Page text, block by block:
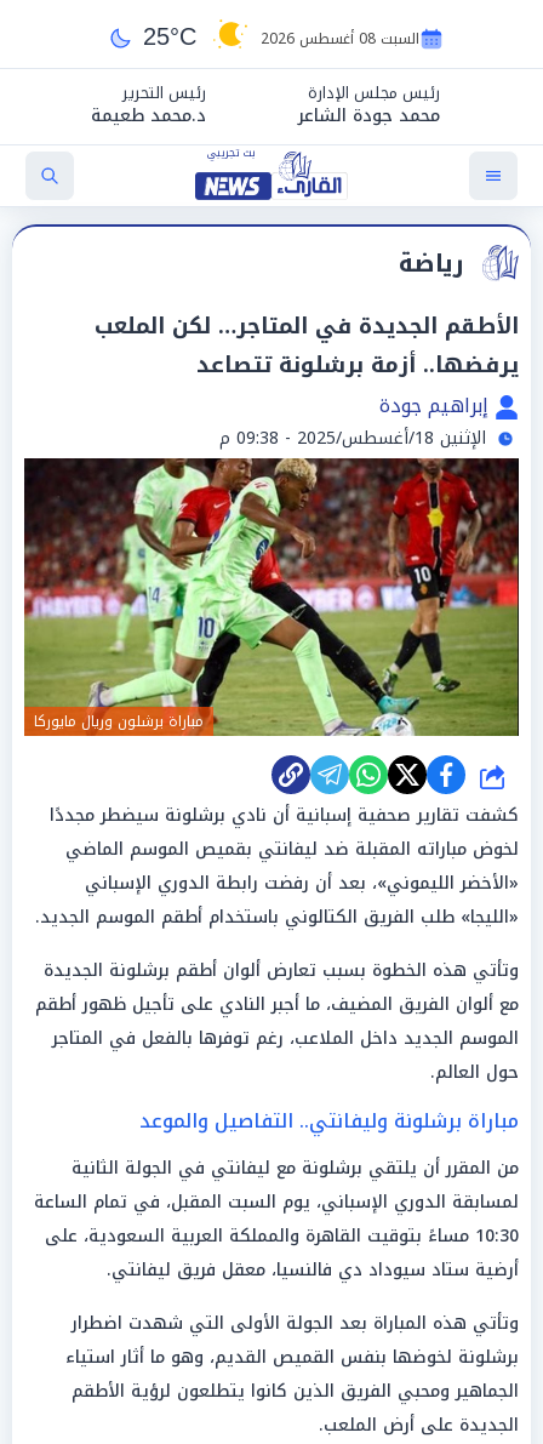
السبت 08 أغسطس 2026 25°C
رئيس مجلس الإدارة
محمد جودة الشاعر
رئيس التحرير
د.محمد طعيمة
رياضة
الأطقم الجديدة في المتاجر… لكن الملعب
يرفضها.. أزمة برشلونة تتصاعد
إبراهيم جودة
الإثنين 18/أغسطس/2025 - 09:38 م
مباراة برشلون وريال مايوركا
شارك
كشفت تقارير صحفية إسبانية أن نادي برشلونة سيضطر مجددًا
لخوض مباراته المقبلة ضد ليفانتي بقميص الموسم الماضي
«الأخضر الليموني»، بعد أن رفضت رابطة الدوري الإسباني
«الليجا» طلب الفريق الكتالوني باستخدام أطقم الموسم الجديد.
وتأتي هذه الخطوة بسبب تعارض ألوان أطقم برشلونة الجديدة
مع ألوان الفريق المضيف، ما أجبر النادي على تأجيل ظهور أطقم
الموسم الجديد داخل الملاعب، رغم توفرها بالفعل في المتاجر
حول العالم.
مباراة برشلونة وليفانتي.. التفاصيل والموعد
من المقرر أن يلتقي برشلونة مع ليفانتي في الجولة الثانية
لمسابقة الدوري الإسباني، يوم السبت المقبل، في تمام الساعة
10:30 مساءً بتوقيت القاهرة والمملكة العربية السعودية، على
أرضية ستاد سيوداد دي فالنسيا، معقل فريق ليفانتي.
وتأتي هذه المباراة بعد الجولة الأولى التي شهدت اضطرار
برشلونة لخوضها بنفس القميص القديم، وهو ما أثار استياء
الجماهير ومحبي الفريق الذين كانوا يتطلعون لرؤية الأطقم
الجديدة على أرض الملعب.